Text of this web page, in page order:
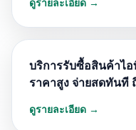
บริการรับซื้อสินค้าไ
ราคาสูง จ่ายสดทันที
ดูรายละเอียด →